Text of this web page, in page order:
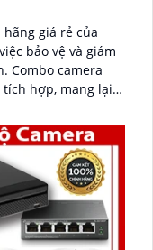
giá rẻ của
bảo vệ và giám
hợp, mang lại